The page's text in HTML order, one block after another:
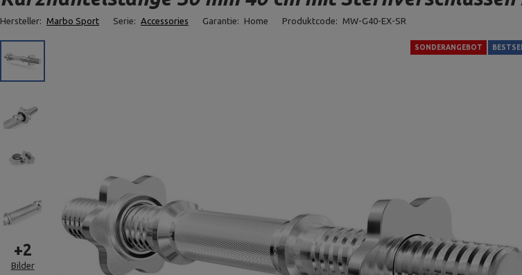
Hersteller: Marbo Sport Serie: Accessories Garantie: Home Produktcode: MW-G40-EX-SR
+2
Bilder
SONDERANGEBOT